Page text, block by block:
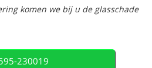
komen we bij u de glasschade
230019